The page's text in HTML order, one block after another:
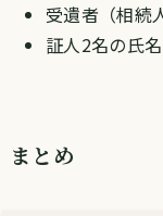
受遺者（相続
証人2名の氏
まとめ